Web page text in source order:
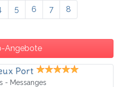
5 6 7 8
Angebote
Port
- Messanges